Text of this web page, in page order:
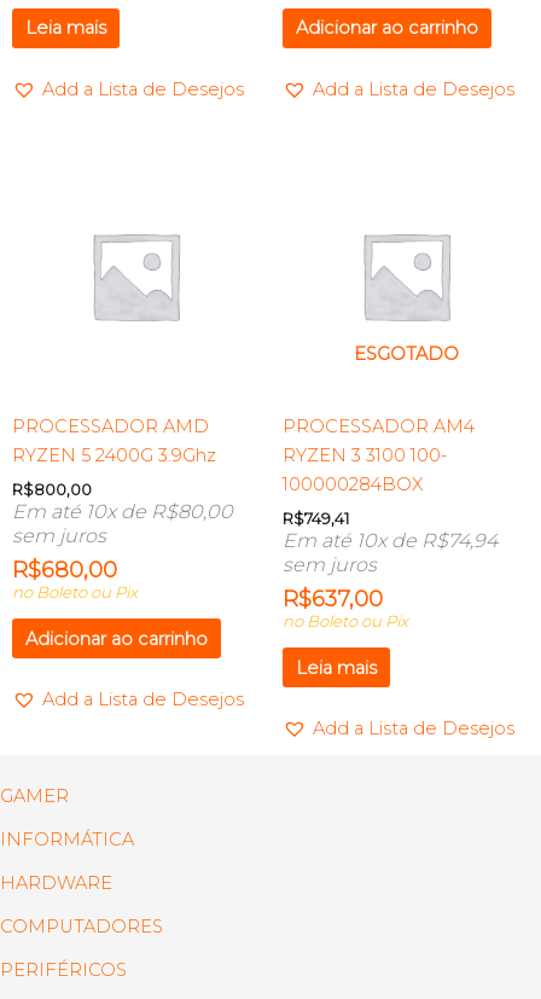
Leia mais
Add a Lista de Desejos
Adicionar ao carrinho
Add a Lista de Desejos
PROCESSADOR AMD
RYZEN 5 2400G 3.9Ghz
R$800,00
Em até 10x de R$80,00
sem juros
R$680,00
no Boleto ou Pix
Adicionar ao carrinho
Add a Lista de Desejos
ESGOTADO
PROCESSADOR AM4
RYZEN 3 3100 100-
100000284BOX
R$749,41
Em até 10x de R$74,94
sem juros
R$637,00
no Boleto ou Pix
Leia mais
Add a Lista de Desejos
GAMER
INFORMÁTICA
HARDWARE
COMPUTADORES
PERIFÉRICOS